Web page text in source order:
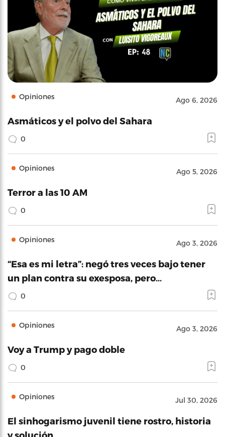
Opiniones Ago 6, 2026
Asmáticos y el polvo del Sahara
0
Opiniones Ago 5, 2026
Terror a las 10 AM
0
Opiniones Ago 3, 2026
“Esa es mi letra”: negó tres veces bajo tener
un plan contra su exesposa, pero…
0
Opiniones Ago 3, 2026
Voy a Trump y pago doble
0
Opiniones Jul 30, 2026
El sinhogarismo juvenil tiene rostro, historia
y solución